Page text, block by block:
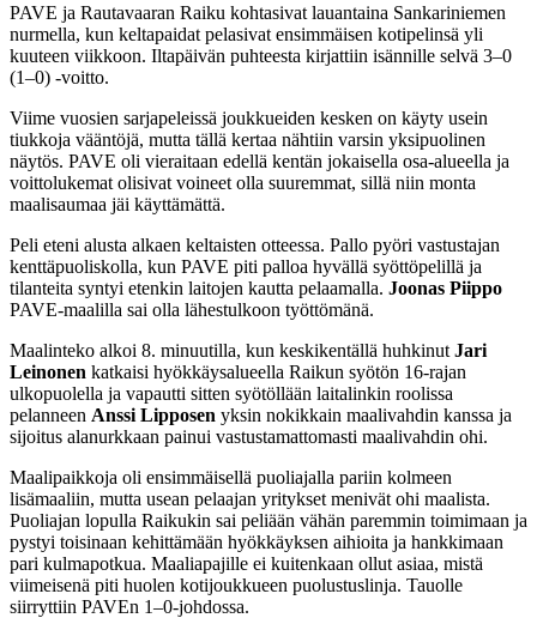
PAVE ja Rautavaaran Raiku kohtasivat lauantaina Sankariniemen
nurmella, kun keltapaidat pelasivat ensimmäisen kotipelinsä yli
kuuteen viikkoon. Iltapäivän puhteesta kirjattiin isännille selvä 3–0
(1–0) -voitto.
Viime vuosien sarjapeleissä joukkueiden kesken on käyty usein
tiukkoja vääntöjä, mutta tällä kertaa nähtiin varsin yksipuolinen
näytös. PAVE oli vieraitaan edellä kentän jokaisella osa-alueella ja
voittolukemat olisivat voineet olla suuremmat, sillä niin monta
maalisaumaa jäi käyttämättä.
Peli eteni alusta alkaen keltaisten otteessa. Pallo pyöri vastustajan
kenttäpuoliskolla, kun PAVE piti palloa hyvällä syöttöpelillä ja
tilanteita syntyi etenkin laitojen kautta pelaamalla. Joonas Piippo
PAVE-maalilla sai olla lähestulkoon työttömänä.
Maalinteko alkoi 8. minuutilla, kun keskikentällä huhkinut Jari
Leinonen katkaisi hyökkäysalueella Raikun syötön 16-rajan
ulkopuolella ja vapautti sitten syötöllään laitalinkin roolissa
pelanneen Anssi Lipposen yksin nokikkain maalivahdin kanssa ja
sijoitus alanurkkaan painui vastustamattomasti maalivahdin ohi.
Maalipaikkoja oli ensimmäisellä puoliajalla pariin kolmeen
lisämaaliin, mutta usean pelaajan yritykset menivät ohi maalista.
Puoliajan lopulla Raikukin sai peliään vähän paremmin toimimaan ja
pystyi toisinaan kehittämään hyökkäyksen aihioita ja hankkimaan
pari kulmapotkua. Maaliapajille ei kuitenkaan ollut asiaa, mistä
viimeisenä piti huolen kotijoukkueen puolustuslinja. Tauolle
siirryttiin PAVEn 1–0-johdossa.